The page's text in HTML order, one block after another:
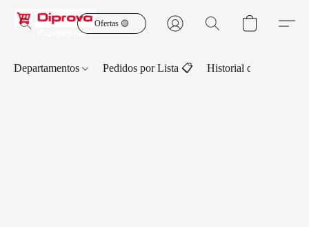
Ofertas 🟡
Departamentos Pedidos por Lista 📋 Historial de Pedidos